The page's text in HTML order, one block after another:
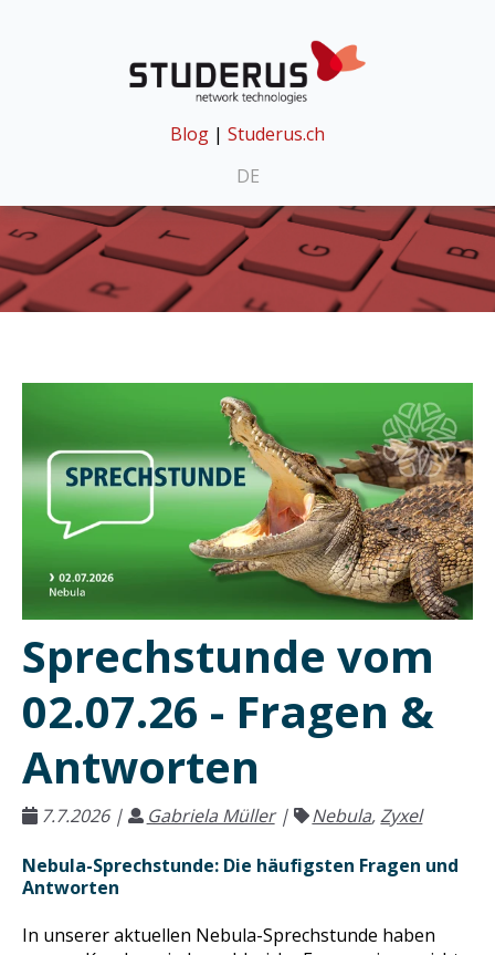
Blog | Studerus.ch
DE
Sprechstunde vom
02.07.26 - Fragen &
Antworten
7.7.2026 | Gabriela Müller | Nebula,Zyxel
Nebula-Sprechstunde: Die häufigsten Fragen und
Antworten
In unserer aktuellen Nebula-Sprechstunde haben